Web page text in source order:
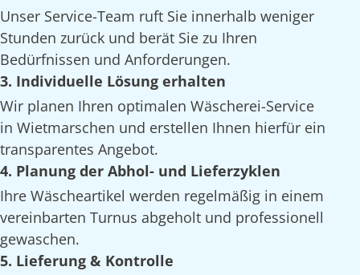
Unser Service-Team ruft Sie innerhalb weniger
Stunden zurück und berät Sie zu Ihren
Bedürfnissen und Anforderungen.
3. Individuelle Lösung erhalten
Wir planen Ihren optimalen Wäscherei-Service
in Wietmarschen und erstellen Ihnen hierfür ein
transparentes Angebot.
4. Planung der Abhol- und Lieferzyklen
Ihre Wäscheartikel werden regelmäßig in einem
vereinbarten Turnus abgeholt und professionell
gewaschen.
5. Lieferung & Kontrolle